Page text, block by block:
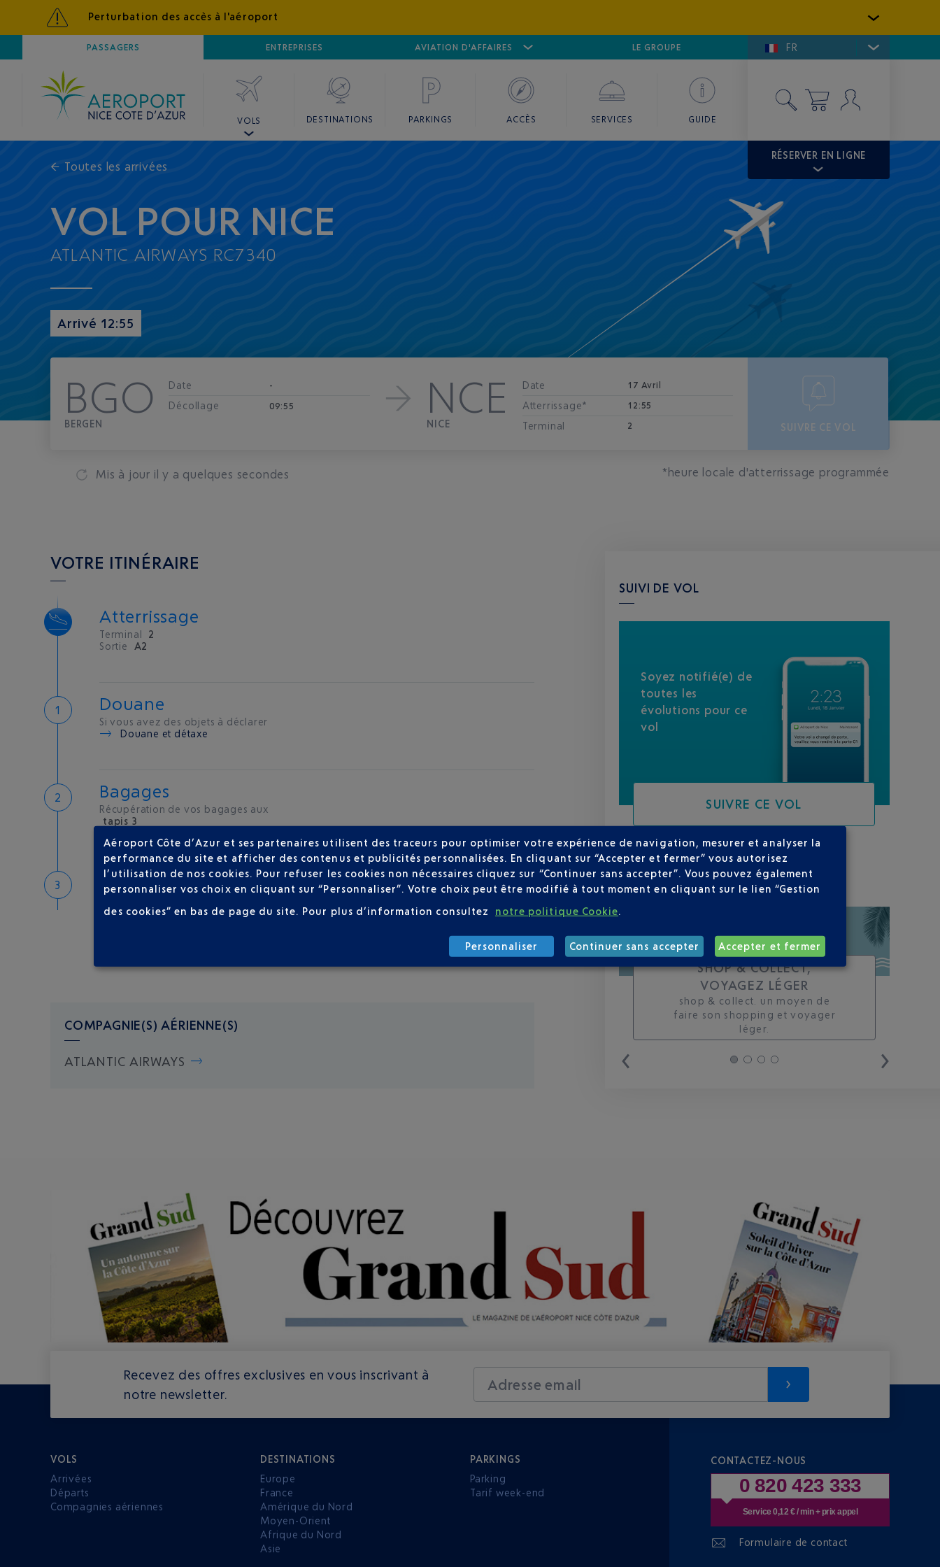
Perturbation des accès à l'aéroport
PASSAGERS ENTREPRISES AVIATION D'AFFAIRES
AÉROPORTNICE CÔTE D'AZUR AÉROPORT CANNES MANDELIEU GOLFE DE SAINT-TROPEZ
LE GROUPE FR
VOLS DESTINATIONS PARKINGS ACCÈS SERVICES GUIDE
RÉSERVER EN LIGNE
← Toutes les arrivées
VOL POUR NICE
ATLANTIC AIRWAYS RC7340
Arrivé 12:55
BGO
BERGEN
Date -
Décollage 09:55 NCE
NICE
Date 17 Avril
Atterrissage* 12:55
Terminal 2 SUIVRE CE VOL
Mis à jour il y a quelques secondes *heure locale d'atterrissage programmée
VOTRE ITINÉRAIRE
Atterrissage
Terminal
2
Sortie
A2
Douane
Si vous avez des objets à déclarer
Douane et détaxe
Bagages
Récupération de vos bagages aux
tapis 3
Bienvenue sur la Côte d'Azur
Hôtels de proximité 27 °C
COMPAGNIE(S) AÉRIENNE(S)
ATLANTIC AIRWAYS
SUIVI DE VOL
Soyez notifié(e) de
toutes les
évolutions pour ce
vol
SUIVRE CE VOL
SUR VOTRE PARCOURS
SHOP & COLLECT,
VOYAGEZ LÉGER
shop & collect. un moyen de
faire son shopping et voyager
léger.
Recevez des offres exclusives en vous inscrivant à
notre newsletter.
Adresse email
VOLS
Arrivées
Départs
Compagnies aériennes
DESTINATIONS
Europe
France
Amérique du Nord
Moyen-Orient
Afrique du Nord
Asie
PARKINGS
Parking
Tarif week-end
CONTACTEZ-NOUS
0 820 423 333
Service 0,12 € / min + prix appel
Formulaire de contact
Aéroport Côte d’Azur et ses partenaires utilisent des traceurs pour optimiser votre expérience de navigation, mesurer et analyser la
performance du site et afficher des contenus et publicités personnalisées. En cliquant sur “Accepter et fermer” vous autorisez
l’utilisation de nos cookies. Pour refuser les cookies non nécessaires cliquez sur “Continuer sans accepter”. Vous pouvez également
personnaliser vos choix en cliquant sur “Personnaliser”. Votre choix peut être modifié à tout moment en cliquant sur le lien “Gestion
des cookies” en bas de page du site. Pour plus d’information consultez notre politique Cookie
Personnaliser Continuer sans accepter Accepter et fermer